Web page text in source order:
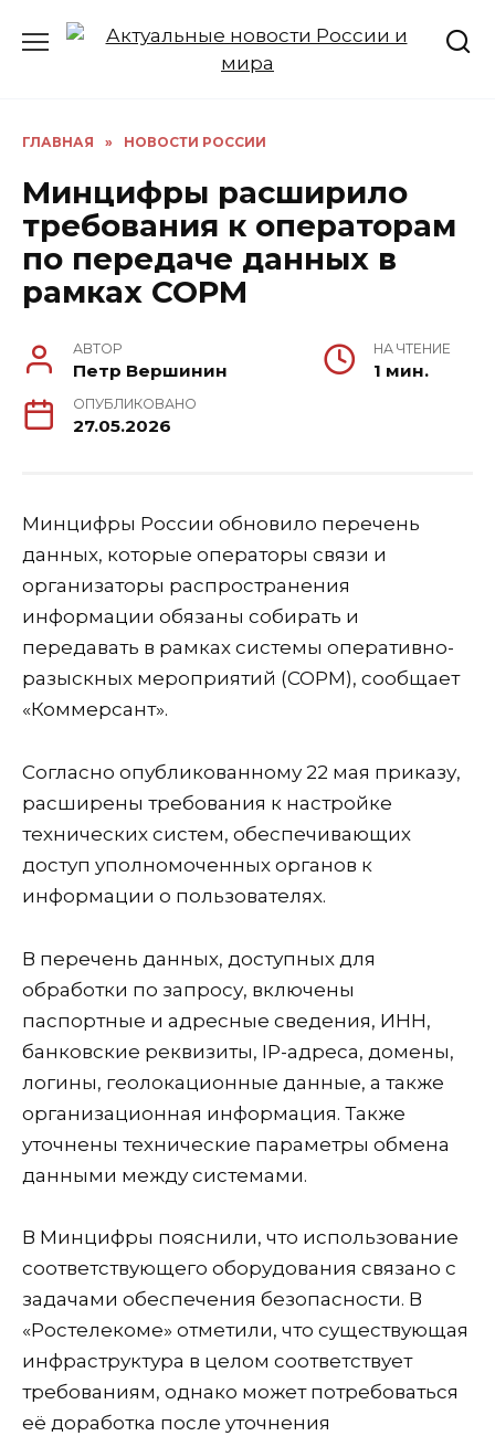
ГЛАВНАЯ » НОВОСТИ РОССИИ
Минцифры расширило
требования к операторам
по передаче данных в
рамках СОРМ
АВТОР
Петр Вершинин
НА ЧТЕНИЕ
1 мин.
ОПУБЛИКОВАНО
27.05.2026
Минцифры России обновило перечень
данных, которые операторы связи и
организаторы распространения
информации обязаны собирать и
передавать в рамках системы оперативно-
разыскных мероприятий (СОРМ), сообщает
«Коммерсант».
Согласно опубликованному 22 мая приказу,
расширены требования к настройке
технических систем, обеспечивающих
доступ уполномоченных органов к
информации о пользователях.
В перечень данных, доступных для
обработки по запросу, включены
паспортные и адресные сведения, ИНН,
банковские реквизиты, IP-адреса, домены,
логины, геолокационные данные, а также
организационная информация. Также
уточнены технические параметры обмена
данными между системами.
В Минцифры пояснили, что использование
соответствующего оборудования связано с
задачами обеспечения безопасности. В
«Ростелекоме» отметили, что существующая
инфраструктура в целом соответствует
требованиям, однако может потребоваться
её доработка после уточнения